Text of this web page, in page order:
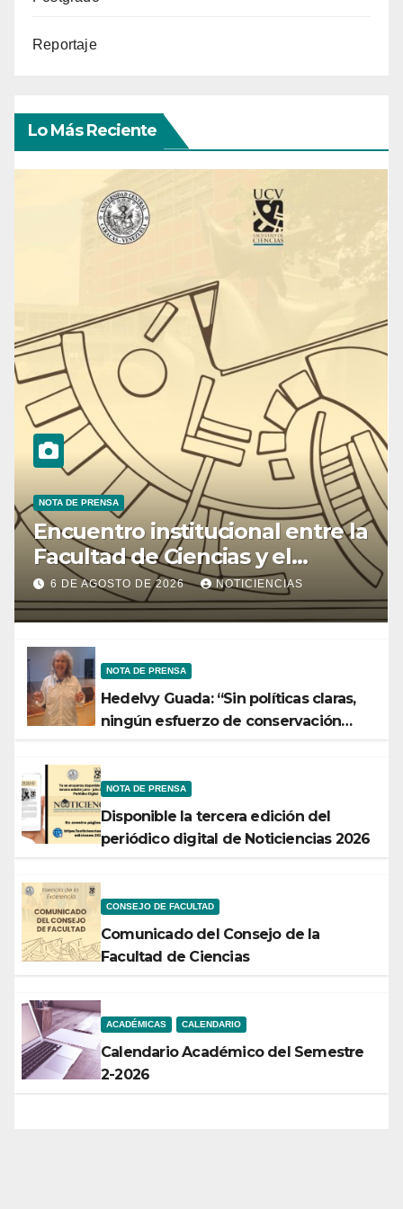
Reportaje
Lo Más Reciente
NOTA DE PRENSA
Encuentro institucional entre la
Facultad de Ciencias y el
Ministerio de Ciencia y
Tecnología
6 DE AGOSTO DE 2026 NOTICIENCIAS
NOTA DE PRENSA
Hedelvy Guada: “Sin políticas claras,
ningún esfuerzo de conservación
NOTA DE PRENSA
Disponible la tercera edición del
periódico digital de Noticiencias 2026
CONSEJO DE FACULTAD
Comunicado del Consejo de la
Facultad de Ciencias
ACADÉMICAS CALENDARIO
Calendario Académico del Semestre
2-2026